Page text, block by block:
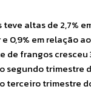
altas de 2,7%
0,9% em relação
de frangos cresceu
segundo trimestre
terceiro trimestre